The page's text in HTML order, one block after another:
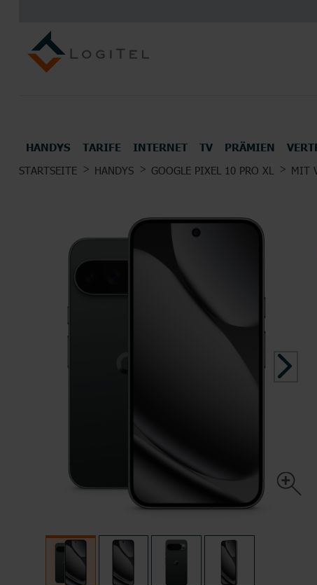
HANDYS
ALLE HANDYS UND SMARTPHONES
ALLE HERSTELLER
TOP HANDY-AKTIONEN
TARIFE
TOP MOBILFUNK ANBIETER
TOP HANDYTARIFE
Handyvertrag
INTERNET
INTERNETANBIETER
TV
UNSERE BESTEN TV TARIFE
PRÄMIEN
PRÄMIEN
UNSERE TOP DEALS FÜR DICH
STARTSEITE HANDYS GOOGLE PIXEL 10 PRO XL MIT